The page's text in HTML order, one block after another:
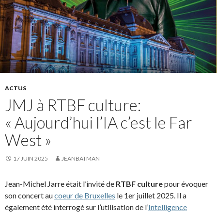
ACTUS
JMJ à RTBF culture:
« Aujourd’hui l’IA c’est le Far
West »
17 JUIN 2025 JEANBATMAN
Jean-Michel Jarre était l’invité de RTBF culturepour évoquer
son concert aucoeur de Bruxelles le 1er juillet 2025. Il a
également été interrogé sur l’utilisation de l’Intelligence